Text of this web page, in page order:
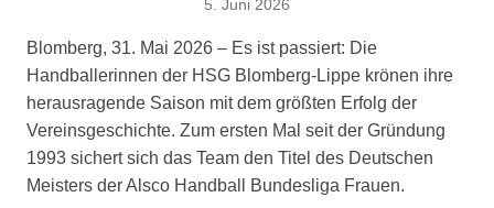
5. Juni 2026
Blomberg, 31. Mai 2026 – Es ist passiert: Die
Handballerinnen der HSG Blomberg-Lippe krönen ihre
herausragende Saison mit dem größten Erfolg der
Vereinsgeschichte. Zum ersten Mal seit der Gründung
1993 sichert sich das Team den Titel des Deutschen
Meisters der Alsco Handball Bundesliga Frauen.